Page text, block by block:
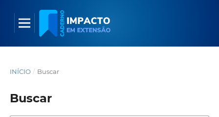
INÍCIO / Buscar
Buscar